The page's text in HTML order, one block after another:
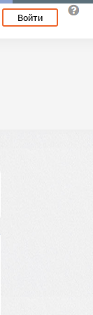
Войти